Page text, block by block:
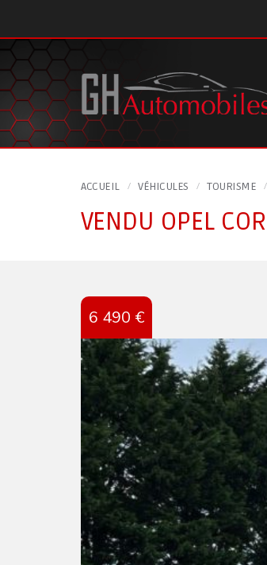
ACCUEIL VÉHICULES TOURISME
VENDU OPEL
6 490 €